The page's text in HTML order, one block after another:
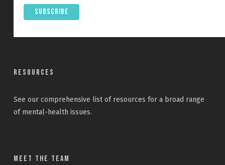
Resources
See our comprehensive listof resources for a broad range
of mental-health issues.
Meet the Team